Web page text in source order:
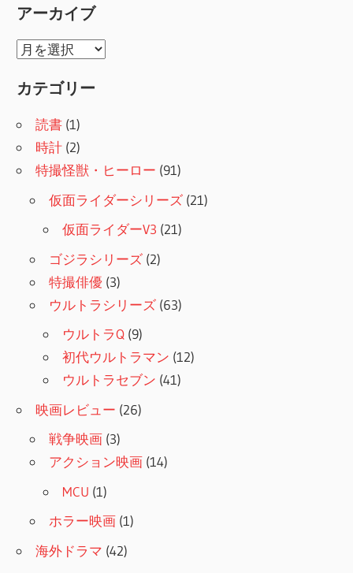
アーカイブ
ア
カ
カテゴリー
読書 (1)
時計 (2)
特撮怪獣・ヒーロー (91)
仮面ライダーシリーズ (21)
仮面ライダーV3 (21)
ゴジラシリーズ (2)
特撮俳優 (3)
ウルトラシリーズ (63)
ウルトラQ (9)
初代ウルトラマン (12)
ウルトラセブン (41)
映画レビュー (26)
戦争映画 (3)
アクション映画 (14)
MCU (1)
ホラー映画 (1)
海外ドラマ (42)